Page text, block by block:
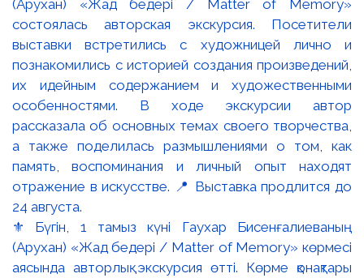
⚜️ Бүгін, 1 тамыз күні Гаухар Бисенғалиеваның
(Арухан) «Жад бедері / Matter of Memory» көрмесі
аясында авторлық экскурсия өтті. Көрме қонақтары